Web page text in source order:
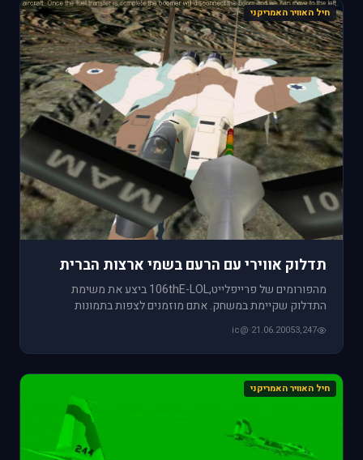
חיל האוויר האמריקני
תדלוק אווירי עם הרעם בשמי ארצות הברית
מהפורומים של פרייפלייט,106thE-LOL ביצע את משימת
התדלוק שקיימת במשחק. אתם מוזמנים לצפות בתמונות
3,247
21.06.2005
·
@ic
חיל האוויר האמריקני